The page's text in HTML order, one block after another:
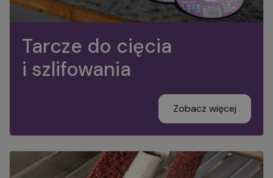
Tarcze do cięcia
i szlifowania
Zobacz więcej